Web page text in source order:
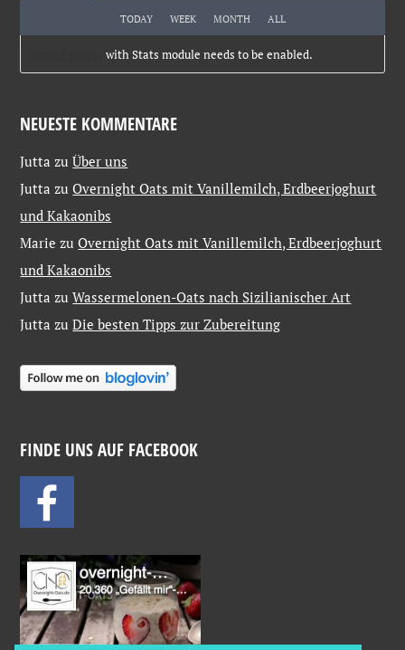
TODAY WEEK MONTH ALL
with Stats module needs to be enabled.
NEUESTE KOMMENTARE
Jutta zuÜber uns
Jutta zuOvernight Oats mit Vanillemilch, Erdbeerjoghurt
und Kakaonibs
Marie zuOvernight Oats mit Vanillemilch, Erdbeerjoghurt
und Kakaonibs
Jutta zuWassermelonen-Oats nach Sizilianischer Art
Jutta zuDie besten Tipps zur Zubereitung
FINDE UNS AUF FACEBOOK